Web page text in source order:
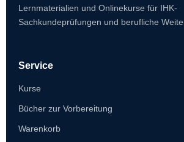
Lernmaterialien und Onlinekurse für IHK-
Sachkundeprüfungen und berufliche
Service
Kurse
Bücher zur Vorbereitung
Warenkorb